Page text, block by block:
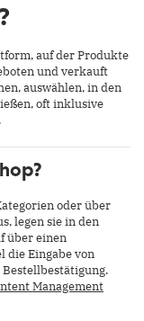
auf der Produkte
und verkauft
auswählen, in den
oft inklusive
oder über
legen sie in den
über einen
die Eingabe von
Management